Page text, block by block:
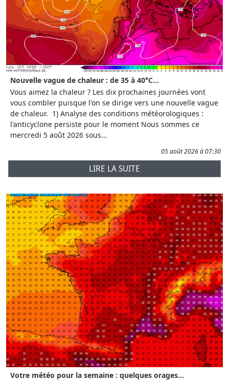
Nouvelle vague de chaleur : de 35 à 40°C...
Vous aimez la chaleur ? Les dix prochaines journées vont
vous combler puisque l'on se dirige vers une nouvelle vague
de chaleur. 1) Analyse des conditions météorologiques :
l'anticyclone persiste pour le moment Nous sommes ce
mercredi 5 août 2026 sous...
05 août 2026 à 07:30
LIRE LA SUITE
Votre météo pour la semaine : quelques orages...